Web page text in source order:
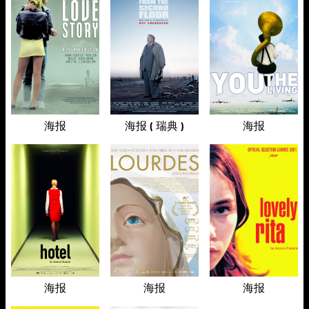
海报 海报 ( 瑞典 ) 海报
海报 海报 海报